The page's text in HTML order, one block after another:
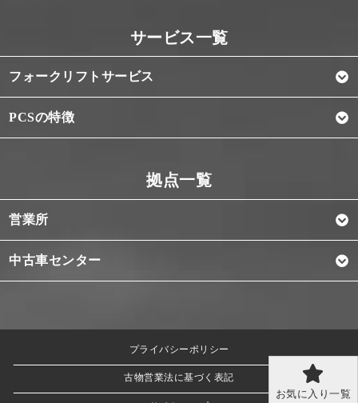
お気に入り一覧
フォークリフトサービス
PCSの特徴
営業所
中古車センター
プライバシーポリシー
古物営業法に基づく表記